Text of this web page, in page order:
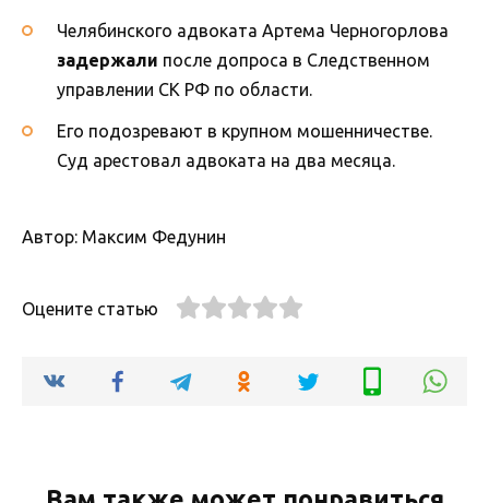
Челябинского адвоката Артема Черногорлова
задержали после допроса в Следственном
управлении СК РФ по области.
Его подозревают в крупном мошенничестве.
Суд арестовал адвоката на два месяца.
Автор: Максим Федунин
Оцените статью